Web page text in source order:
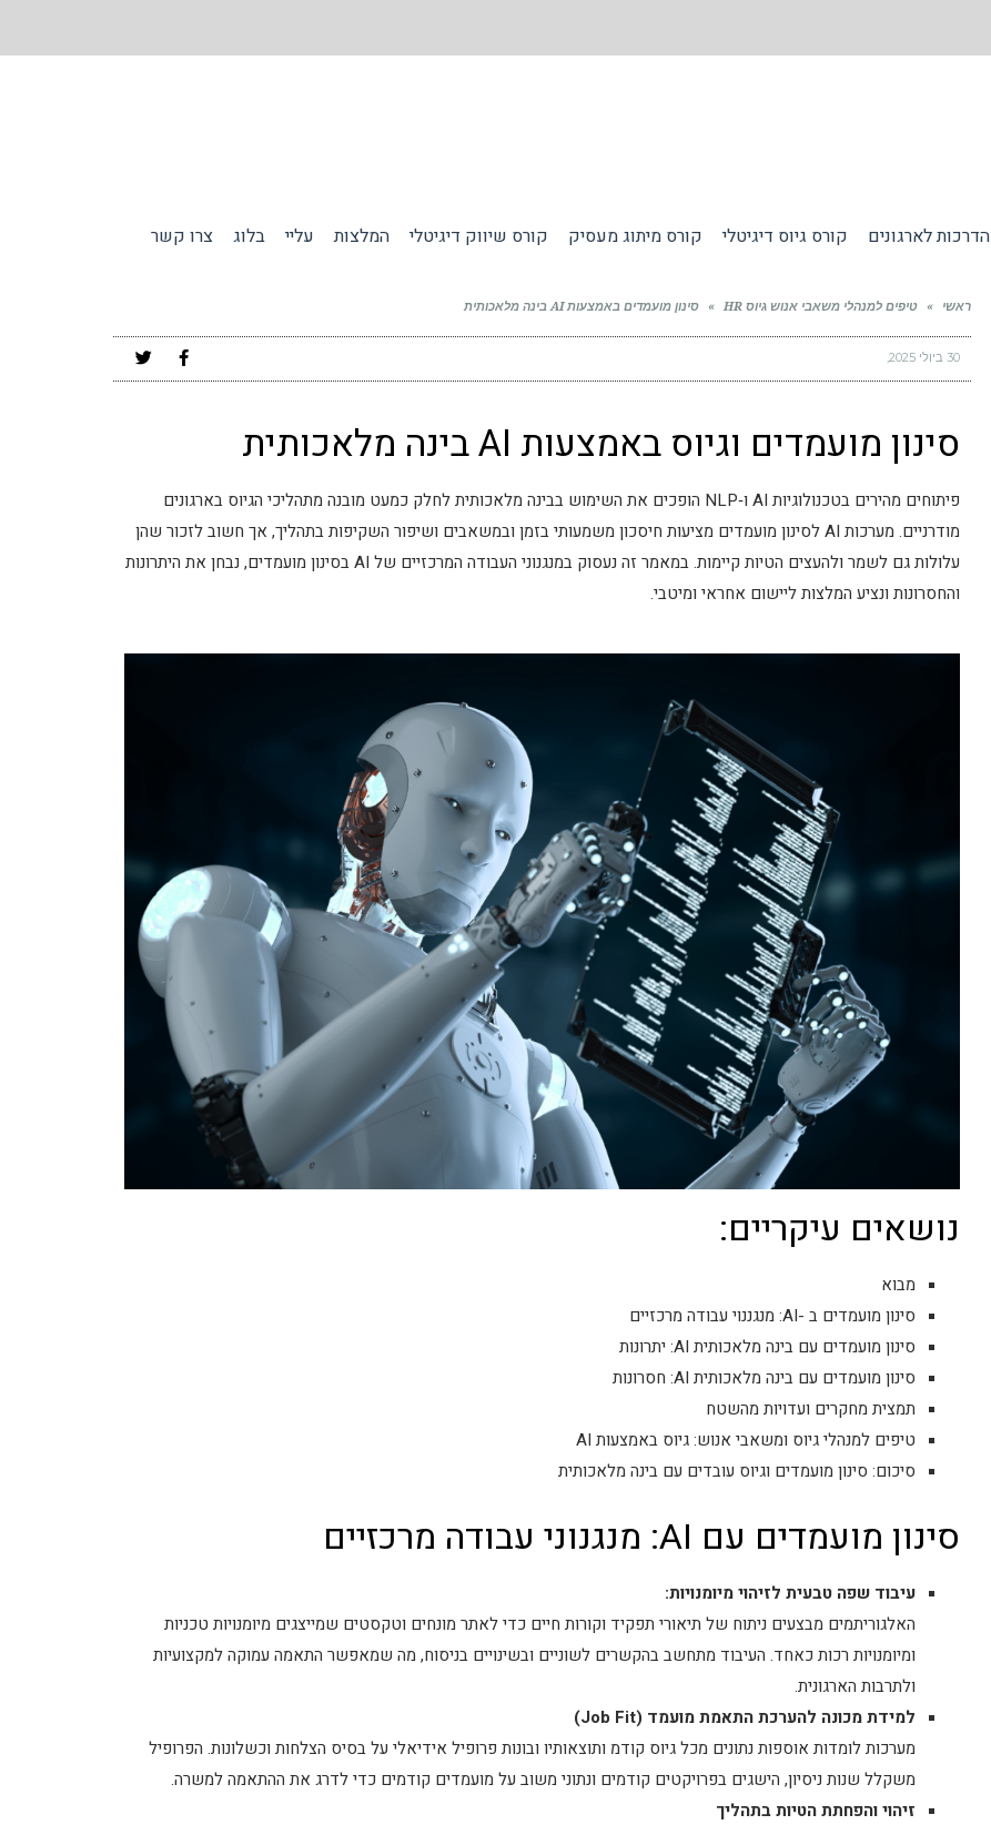
הדרכות לארגונים קורס גיוס דיגיטלי קורס מיתוג מעסיק קורס שיווק דיגיטלי המלצות עליי בלוג צרו קשר
ראשי » טיפים למנהלי משאבי אנוש גיוס HR » סינון מועמדים באמצעות AI בינה מלאכותית
30 ביולי 2025
סינון מועמדים וגיוס באמצעות AI בינה מלאכותית
פיתוחים מהירים בטכנולוגיות AI ו‑NLP הופכים את השימוש בבינה מלאכותית לחלק כמעט מובנה מתהליכי הגיוס בארגונים
מודרניים. מערכות AI לסינון מועמדים מציעות חיסכון משמעותי בזמן ובמשאבים ושיפור השקיפות בתהליך, אך חשוב לזכור שהן
עלולות גם לשמר ולהעצים הטיות קיימות. במאמר זה נעסוק במנגנוני העבודה המרכזיים של AI בסינון מועמדים, נבחן את היתרונות
והחסרונות ונציע המלצות ליישום אחראי ומיטבי.
נושאים עיקריים:​
מבוא
סינון מועמדים ב -AI: מנגננוי עבודה מרכזיים
סינון מועמדים עם בינה מלאכותית AI: יתרונות​
סינון מועמדים עם בינה מלאכותית AI: חסרונות
תמצית מחקרים ועדויות מהשטח
טיפים למנהלי גיוס ומשאבי אנוש: גיוס באמצעות AI
סיכום: סינון מועמדים וגיוס עובדים עם בינה מלאכותית
סינון מועמדים עם AI: מנגנוני עבודה מרכזיים
עיבוד שפה טבעית לזיהוי מיומנויות:
האלגוריתמים מבצעים ניתוח של תיאורי תפקיד וקורות חיים כדי לאתר מונחים וטקסטים שמייצגים מיומנויות טכניות
ומיומנויות רכות כאחד. העיבוד מתחשב בהקשרים לשוניים ובשינויים בניסוח, מה שמאפשר התאמה עמוקה למקצועיות
ולתרבות הארגונית.
למידת מכונה להערכת התאמת מועמד (Job Fit)
מערכות לומדות אוספות נתונים מכל גיוס קודמ ותוצאותיו ובונות פרופיל אידיאלי על בסיס הצלחות וכשלונות. הפרופיל
משקלל שנות ניסיון, הישגים בפרויקטים קודמים ונתוני משוב על מועמדים קודמים כדי לדרג את ההתאמה למשרה.
זיהוי והפחתת הטיות בתהליך